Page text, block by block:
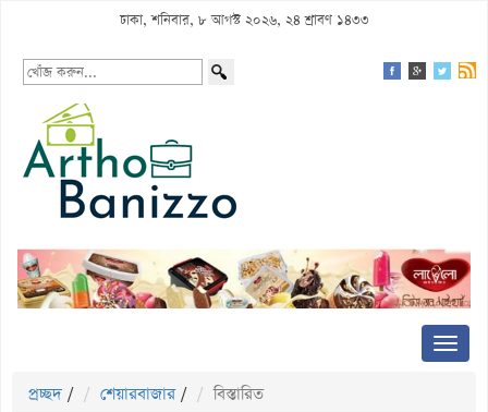
ঢাকা, শনিবার, ৮ আগস্ট ২০২৬, ২৪ শ্রাবণ ১৪৩৩
প্রচ্ছদ / শেয়ারবাজার / বিস্তারিত